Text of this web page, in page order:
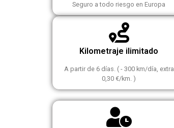
Seguro a todo riesgo en Europa
Kilometraje ilimitado
A partir de 6 días. ( - 300 km/día, extra
0,30 €/km. )